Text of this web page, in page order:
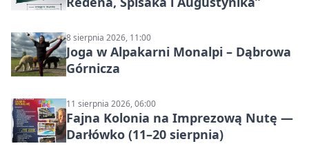
8 sierpnia 2026, 11:00
Joga w Alpakarni Monalpi – Dąbrowa
Górnicza
11 sierpnia 2026, 06:00
Fajna Kolonia na Imprezową Nutę —
Darłówko (11–20 sierpnia)